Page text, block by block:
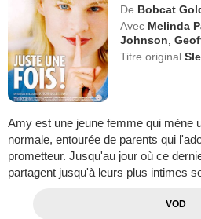
De Bobcat
Avec Melinda
Johnson ,
Titre original
Amy est une jeune femme qui mène
normale, entourée de parents qui
prometteur. Jusqu'au jour où ce
partagent jusqu'à leurs plus intimes
VOD